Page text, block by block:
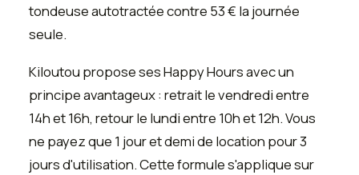
tondeuse autotractée contre 53 € la journée
seule.
Kiloutou propose ses Happy Hours avec un
principe avantageux : retrait le vendredi entre
14h et 16h, retour le lundi entre 10h et 12h. Vous
ne payez que 1 jour et demi de location pour 3
jours d'utilisation. Cette formule s'applique sur